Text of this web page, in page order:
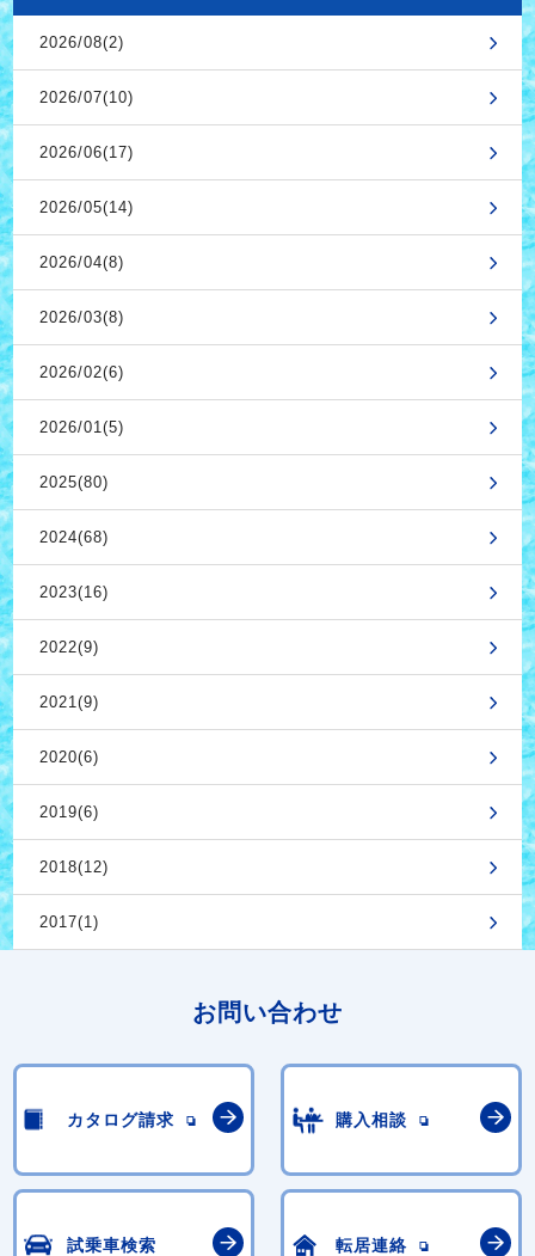
2026/08(2)
2026/07(10)
2026/06(17)
2026/05(14)
2026/04(8)
2026/03(8)
2026/02(6)
2026/01(5)
2025(80)
2024(68)
2023(16)
2022(9)
2021(9)
2020(6)
2019(6)
2018(12)
2017(1)
お問い合わせ
カタログ請求 購入相談
試乗車検索 転居連絡